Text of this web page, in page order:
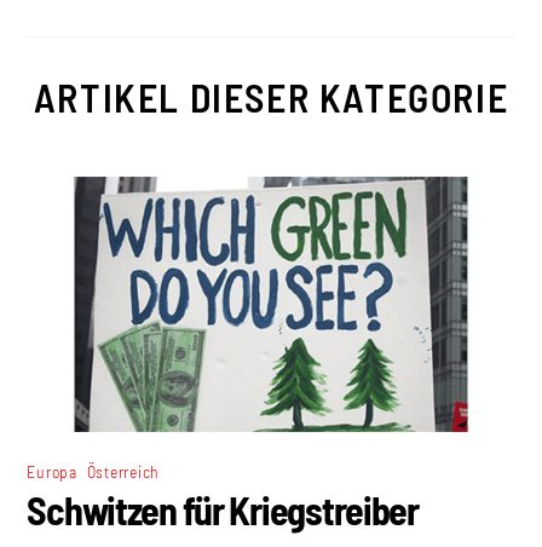
ARTIKEL DIESER KATEGORIE
Europa Österreich
Schwitzen für Kriegstreiber